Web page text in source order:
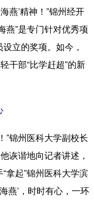
燕’精神！”锦州经开
燕”是专门针对优秀项
立的奖项。如今，
干部“比学赶超”的新
锦州医科大学副校长
诙谐地向记者讲述，
拿起”锦州医科大学滨
燕’，时时有心，一环